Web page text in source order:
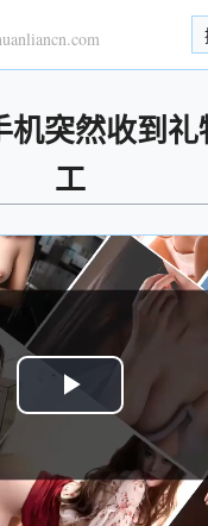
机突然收到
工
Play
Video